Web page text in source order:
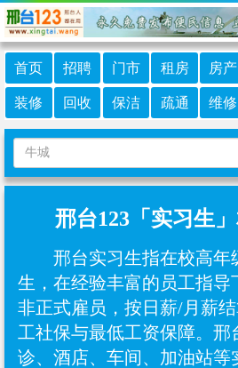
首页 招聘 门市 租房 房产
装修 回收 保洁 疏通 维修
邢台123「实习生
邢台实习生指在校高年
生，在经验丰富的员工指导
非正式雇员，按日薪/月薪
工社保与最低工资保障‌。邢
诊、酒店、车间、加油站等